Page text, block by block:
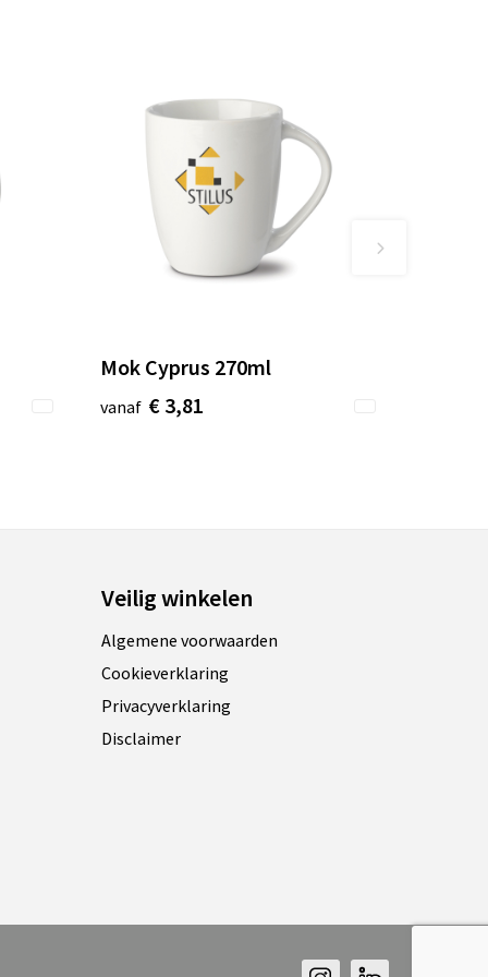
Mok Cyprus 270ml
vanaf € 3,81
Veilig winkelen
Algemene voorwaarden
Cookieverklaring
Privacyverklaring
Disclaimer